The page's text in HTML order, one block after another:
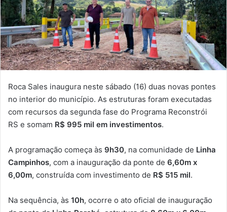
Roca Sales inaugura neste sábado (16) duas novas pontes
no interior do município. As estruturas foram executadas
com recursos da segunda fase do Programa Reconstrói
RS e somam R$ 995 mil em investimentos.
A programação começa às 9h30, na comunidade de Linha
Campinhos, com a inauguração da ponte de 6,60m x
6,00m, construída com investimento de R$ 515 mil.
Na sequência, às 10h, ocorre o ato oficial de inauguração